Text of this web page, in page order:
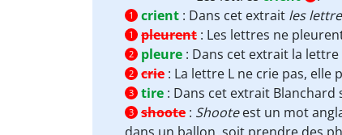
1 crient : Dans cet extrait les
1 pleurent : Les lettres ne
2 pleure : Dans cet extrait la lettre
2 crie : La lettre L ne crie pas, elle
3 tire : Dans cet extrait
3 shoote : Shooteest un mot